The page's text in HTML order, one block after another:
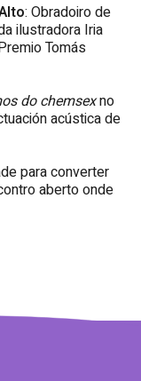
: Obradoiro de
ilustradora Iria
Tomás
do chemsexno
acústica de
para converter
aberto onde